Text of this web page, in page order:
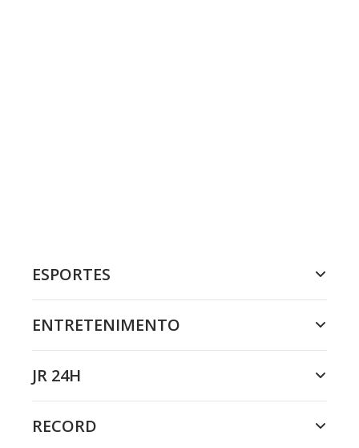
ESPORTES
ENTRETENIMENTO
JR 24H
RECORD